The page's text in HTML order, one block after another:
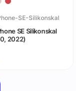
SE-Silikonskal
SE Silikonskal
2022)